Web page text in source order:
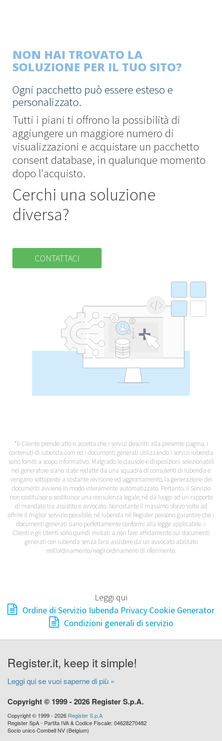
NON HAI TROVATO LA
SOLUZIONE PER IL TUO SITO?
Ogni pacchetto può essere esteso e
personalizzato.
Tutti i piani ti offrono la possibilità di
aggiungere un maggiore numero di
visualizzazioni e acquistare un pacchetto
consent database, in qualunque momento
dopo l'acquisto.
Cerchi una soluzione
diversa?
CONTATTACI
*Il Cliente prende atto e accetta che i servizi descritti alla presente pagina, i
contenuti di iubenda.com ed i documenti generati utilizzando i servizi Iubenda
sono forniti a scopo informativo. Malgrado le clausole e disposizioni selezionabili
nel generatore siano state redatte da una squadra di consulenti di Iubenda e
vengano sottoposte a costante revisione ed aggiornamento, la generazione dei
documenti avviene in modo interamente automatizzato. Pertanto, il Servizio
non costituisce o sostituisce una consulenza legale, né dà luogo ad un rapporto
di mandato tra assistito e avvocato. Nonostante il massimo sforzo volto ad
offrire il miglior servizio possibile, né Iubenda né Register possono garantire che i
documenti generati siano perfettamente conformi alla legge applicabile. I
Clienti e gli Utenti sono quindi invitati a non fare affidamento sui documenti
generati con iubenda senza farsi assistere da un avvocato abilitato
nell’ordinamento/negli ordinamenti di riferimento.
Leggi qui
Ordine di Servizio Iubenda Privacy Cookie Generator
Condizioni generali di servizio
Register.it, keep it simple!
Leggi qui se vuoi saperne di più »
Copyright © 1999 - 2026 Register S.p.A.
Copyright © 1999 - 2026 Register S.p.A
Register SpA - Partita IVA & Codice Fiscale: 04628270482
Socio unico Combell NV (Belgium)